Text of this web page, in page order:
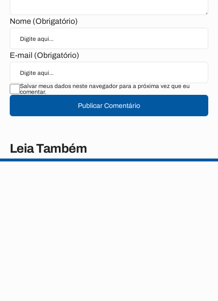
Nome (Obrigatório)
E-mail (Obrigatório)
Salvar meus dados neste navegador para a próxima vez que eu
comentar.
Publicar Comentário
Leia Também